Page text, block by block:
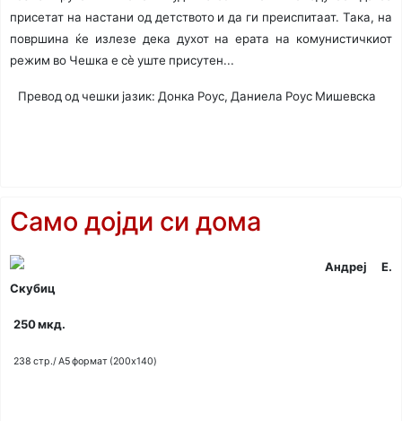
присетат на настани од детството и да ги преиспитаат. Така, на
површина ќе излезе дека духот на ерата на комунистичкиот
режим во Чешка е сè уште присутен...
Превод од чешки јазик: Донка Роус, Даниела Роус Мишевска
Само дојди си дома
Андреј Е.
Скубиц
250 мкд.
238 стр./ A5 формат (200x140)